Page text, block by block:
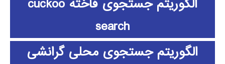
الگوریتم جستجوی فاخته cuckoo
search
الگوریتم جستجوی محلی گرانشی